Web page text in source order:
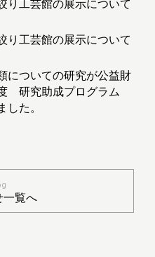
り工芸館の展示について
り工芸館の展示について
についての研究が公益財
研究助成プログラム
した。
一覧へ